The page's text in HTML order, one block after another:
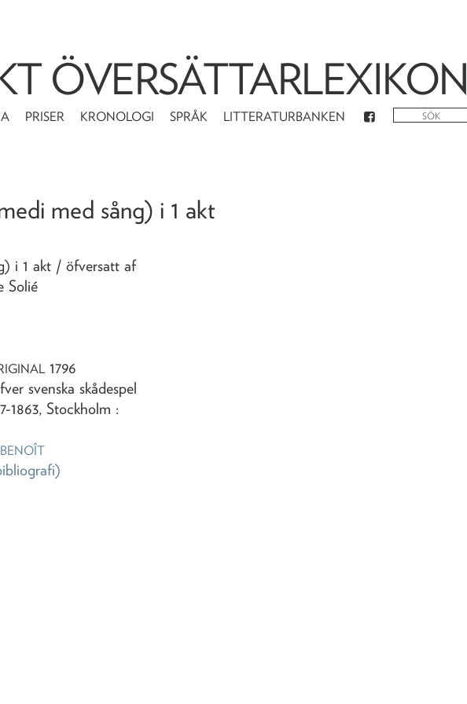
ÖVERSÄTTARLEXIKON
PRISER KRONOLOGI SPRÅK LITTERATURBANKEN
med sång) i 1 akt
i 1 akt / öfversatt af
Solié
1796
svenska skådespel
1863, Stockholm :